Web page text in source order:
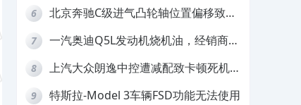
6
北京奔驰C级进气凸轮轴位置偏移致发
7
一汽奥迪Q5L发动机烧机油，经销商推
8
上汽大众朗逸中控遭减配致卡顿死机，
9 特斯拉-Model 3车辆FSD功能无法使用